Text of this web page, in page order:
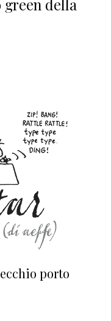
green della
porto